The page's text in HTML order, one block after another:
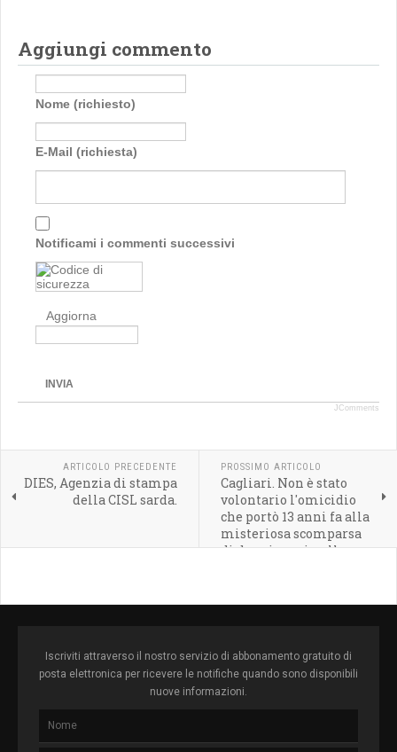
Aggiungi commento
Nome (richiesto)
E-Mail (richiesta)
Notificami i commenti successivi
Aggiorna
INVIA
JComments
ARTICOLO PRECEDENTE
DIES, Agenzia di stampa
della CISL sarda.
PROSSIMO ARTICOLO
Cagliari. Non è stato
volontario l'omicidio
che portò 13 anni fa alla
misteriosa scomparsa
di due giovani nelle
Iscriviti attraverso il nostro servizio di abbonamento gratuito di
posta elettronica per ricevere le notifiche quando sono disponibili
nuove informazioni.